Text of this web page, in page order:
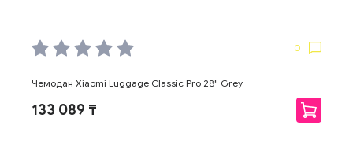
0
Чемодан Xiaomi Luggage Classic Pro 28" Grey
133 089 ₸